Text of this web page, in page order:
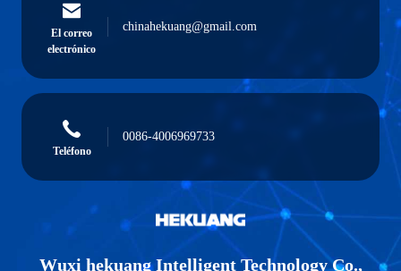
El correo
electrónico
chinahekuang@gmail.com
Teléfono
0086-4006969733
Wuxi hekuang Intelligent Technology Co.,